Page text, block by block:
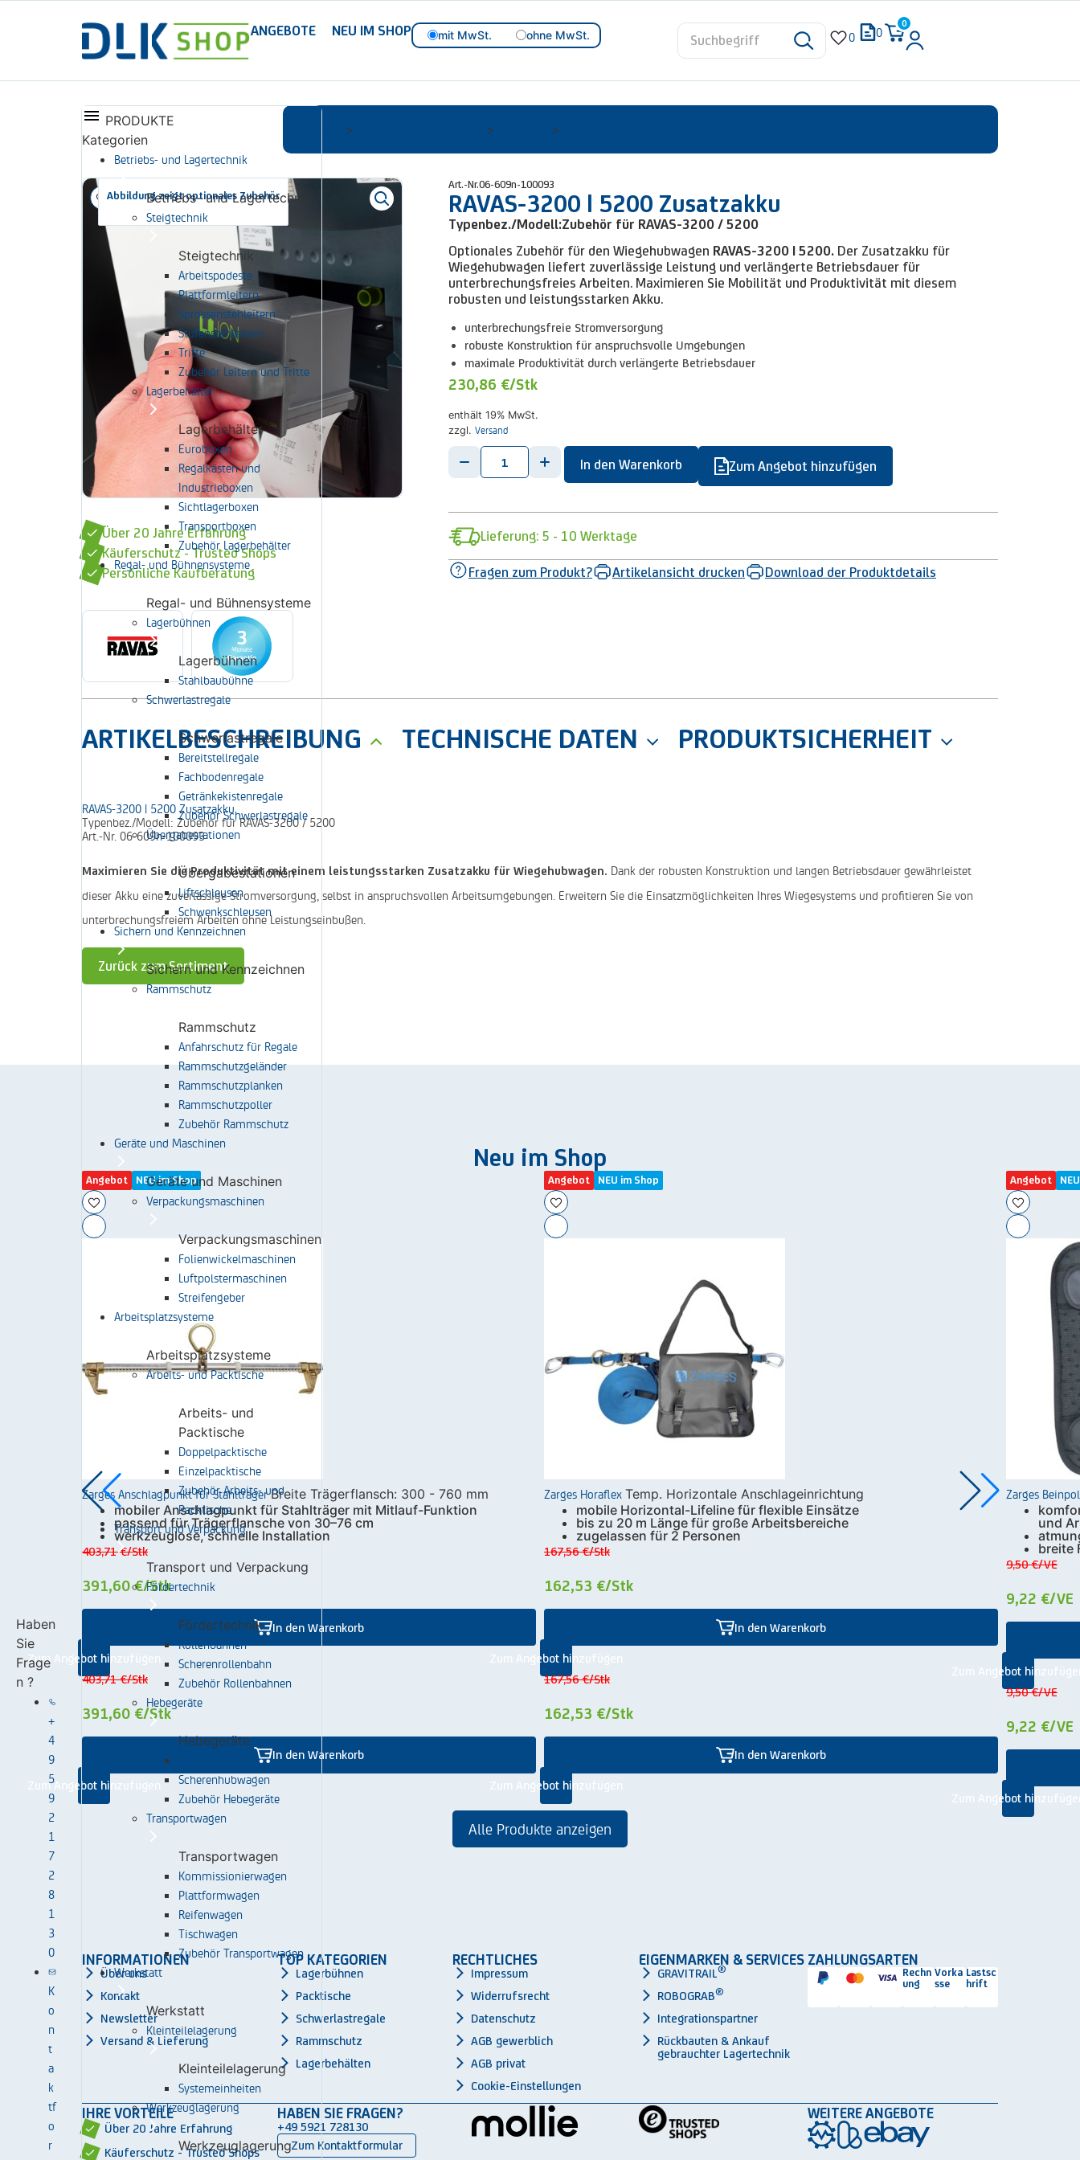
ANGEBOTE NEU IM SHOP mit MwSt. ohne MwSt. 0 0 0
PRODUKTE
Kategorien
Betriebs- und Lagertechnik
Betriebs- und Lagertechnik
Steigtechnik
Steigtechnik
Arbeitspodeste
Plattformleitern
Sprossenstehleitern
Stufenstehleitern
Tritte
Zubehör Leitern und Tritte
Lagerbehälter
Lagerbehälter
Euroboxen
Regalkästen und
Industrieboxen
Sichtlagerboxen
Transportboxen
Zubehör Lagerbehälter
Regal- und Bühnensysteme
Regal- und Bühnensysteme
Lagerbühnen
Lagerbühnen
Stahlbaubühne
Schwerlastregale
Schwerlastregale
Bereitstellregale
Fachbodenregale
Getränkekistenregale
Zubehör Schwerlastregale
Übergabestationen
Übergabestationen
Liftschleusen
Schwenkschleusen
Sichern und Kennzeichnen
Sichern und Kennzeichnen
Rammschutz
Rammschutz
Anfahrschutz für Regale
Rammschutzgeländer
Rammschutzplanken
Rammschutzpoller
Zubehör Rammschutz
Geräte und Maschinen
Geräte und Maschinen
Verpackungsmaschinen
Verpackungsmaschinen
Folienwickelmaschinen
Luftpolstermaschinen
Streifengeber
Arbeitsplatzsysteme
Arbeitsplatzsysteme
Arbeits- und Packtische
Arbeits- und
Packtische
Doppelpacktische
Einzelpacktische
Zubehör Arbeits- und
Packtische
Transport und Verpackung
Transport und Verpackung
Fördertechnik
Fördertechnik
Rollenbahnen
Scherenrollenbahn
Zubehör Rollenbahnen
Hebegeräte
Hebegeräte
Scherenhubwagen
Zubehör Hebegeräte
Transportwagen
Transportwagen
Kommissionierwagen
Plattformwagen
Reifenwagen
Tischwagen
Zubehör Transportwagen
Werkstatt
Werkstatt
Kleinteilelagerung
Kleinteilelagerung
Systemeinheiten
Werkzeuglagerung
Werkzeuglagerung
> > >
Abbildung zeigt optionales Zubehör
Über 20 Jahre Erfahrung
Käuferschutz - Trusted Shops
Persönliche Kaufberatung
Art.-Nr.06-609n-100093
RAVAS-3200 | 5200 Zusatzakku
Typenbez./Modell:Zubehör für RAVAS-3200 / 5200
Optionales Zubehör für den Wiegehubwagen RAVAS-3200 | 5200. Der Zusatzakku für
Wiegehubwagen liefert zuverlässige Leistung und verlängerte Betriebsdauer für
unterbrechungsfreies Arbeiten. Maximieren Sie Mobilität und Produktivität mit diesem
robusten und leistungsstarken Akku.
unterbrechungsfreie Stromversorgung
robuste Konstruktion für anspruchsvolle Umgebungen
maximale Produktivität durch verlängerte Betriebsdauer
230,86 €/Stk
enthält 19% MwSt.
zzgl. Versand
- + In den Warenkorb Zum Angebot hinzufügen
Lieferung: 5 - 10 Werktage
Fragen zum Produkt? Artikelansicht drucken Download der Produktdetails
ARTIKELBESCHREIBUNG TECHNISCHE DATEN PRODUKTSICHERHEIT
RAVAS-3200 | 5200 Zusatzakku
Typenbez./Modell: Zubehör für RAVAS-3200 / 5200
Art.-Nr.06-609n-100093
Maximieren Sie die Produktivität mit einem leistungsstarken Zusatzakku für Wiegehubwagen. Dank der robusten Konstruktion und langen Betriebsdauer gewährleistet
dieser Akku eine zuverlässige Stromversorgung, selbst in anspruchsvollen Arbeitsumgebungen. Erweitern Sie die Einsatzmöglichkeiten Ihres Wiegesystems und profitieren Sie von
unterbrechungsfreiem Arbeiten ohne Leistungseinbußen.
Zurück zum Sortiment
Neu im Shop
Angebot NEU im Shop
Zarges Anschlagpunkt für Stahlträger Breite Trägerflansch: 300 - 760 mm
mobiler Anschlagpunkt für Stahlträger mit Mitlauf-Funktion
passend für Trägerflansche von 30–76 cm
werkzeuglose, schnelle Installation
403,71 €/Stk
391,60 €/Stk
In den Warenkorb
Zum Angebot hinzufügen
403,71 €/Stk
391,60 €/Stk
In den Warenkorb
Zum Angebot hinzufügen
Angebot NEU im Shop
Zarges Horaflex Temp. Horizontale Anschlageinrichtung
mobile Horizontal-Lifeline für flexible Einsätze
bis zu 20 m Länge für große Arbeitsbereiche
zugelassen für 2 Personen
167,56 €/Stk
162,53 €/Stk
In den Warenkorb
Zum Angebot hinzufügen
167,56 €/Stk
162,53 €/Stk
In den Warenkorb
Zum Angebot hinzufügen
Angebot
Zarges
und
breite
9,50 €/VE
9,22 €/VE
Zum Angebot
9,50 €/VE
9,22 €/VE
Zum Angebot
Alle Produkte anzeigen
INFORMATIONEN
Über uns
Kontakt
Newsletter
Versand & Lieferung
TOP KATEGORIEN
Lagerbühnen
Packtische
Schwerlastregale
Rammschutz
Lagerbehälten
RECHTLICHES
Impressum
Widerrufsrecht
Datenschutz
AGB gewerblich
AGB privat
Cookie-Einstellungen
EIGENMARKEN & SERVICES
GRAVITRAIL®
ROBOGRAB®
Integrationspartner
Rückbauten & Ankauf
gebrauchter Lagertechnik
ZAHLUNGSARTEN
Rechn
ung
Vorka
sse
Lastsc
hrift
IHRE VORTEILE
Über 20 Jahre Erfahrung
Käuferschutz - Trusted Shops
HABEN SIE FRAGEN?
+49 5921 728130
Zum Kontaktformular
WEITERE ANGEBOTE
Haben
Sie
Frage
n ?
+
4
9
5
9
2
1
7
2
8
1
3
0
K
o
n
t
a
k
tf
o
r